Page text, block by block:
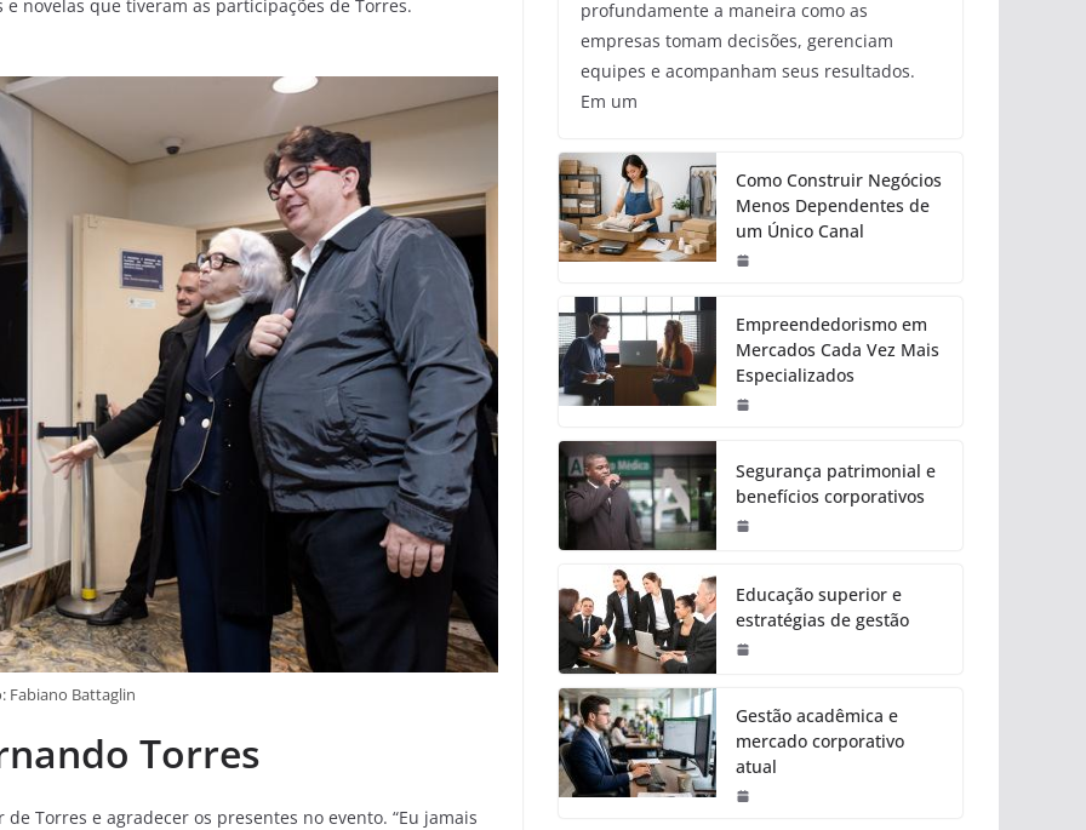
novelas que tiveram as participações de Torres.
Fabiano Battaglin
Torres
Torres e agradecer os presentes no evento. “Eu jamais
profundamente a maneira como as
empresas tomam decisões, gerenciam
equipes e acompanham seus resultados.
Em um
Como Construir Negócios
Menos Dependentes de
um Único Canal
Empreendedorismo em
Mercados Cada Vez Mais
Especializados
Segurança patrimonial e
benefícios corporativos
Educação superior e
estratégias de gestão
Gestão acadêmica e
mercado corporativo
atual